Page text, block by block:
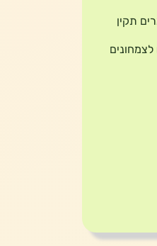
תקין
לצמחונים